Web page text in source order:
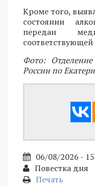
Кроме того,
состоянии
передан
Фото:
России по
06/08/2026 -
Повестка дня
Печать